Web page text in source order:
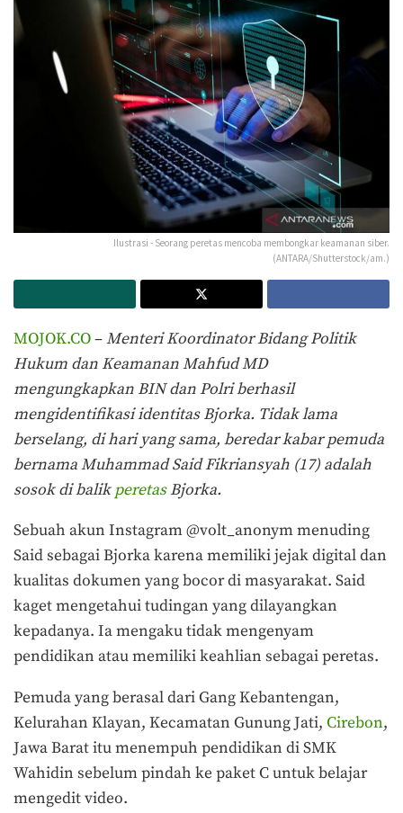
Ilustrasi - Seorang peretas mencoba membongkar keamanan siber.
(ANTARA/Shutterstock/am.)
MOJOK.CO–Menteri Koordinator Bidang Politik
Hukum dan Keamanan Mahfud MD
mengungkapkan BIN dan Polri berhasil
mengidentifikasi identitas Bjorka. Tidak lama
berselang, di hari yang sama, beredar kabar pemuda
bernama Muhammad Said Fikriansyah (17) adalah
sosok di balik peretasBjorka.
Sebuah akun Instagram @volt_anonym menuding
Said sebagai Bjorka karena memiliki jejak digital dan
kualitas dokumen yang bocor di masyarakat. Said
kaget mengetahui tudingan yang dilayangkan
kepadanya. Ia mengaku tidak mengenyam
pendidikan atau memiliki keahlian sebagai peretas.
Pemuda yang berasal dari Gang Kebantengan,
Kelurahan Klayan, Kecamatan Gunung Jati, Cirebon,
Jawa Barat itu menempuh pendidikan di SMK
Wahidin sebelum pindah ke paket C untuk belajar
mengedit video.